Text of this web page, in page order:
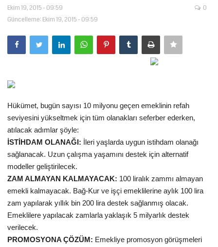
Eğitim
Spor
Tekno Bilim
Ekonomi
Siyaset
Galeriler
Yaşam
Künye
Sağlık
Ekim 19, 2015 - 09:59
Güncelleme: Ekim 19, 2015 - 09:59
0
Hükümet, bugün sayısı 10 milyonu geçen emeklinin refah
seviyesini yükseltmek için tüm olanakları seferber ederken,
atılacak adımlar şöyle:
İSTİHDAM OLANAĞI: İleri yaşlarda uygun istihdam olanağı
sağlanacak. Uzun çalışma yaşamını destek için alternatif
modeller geliştirilecek.
ZAM ALMAYAN KALMAYACAK: 100 liralık zammı almayan
emekli kalmayacak. Bağ-Kur ve işçi emeklilerine aylık 100 lira
zam yapılarak yıllık bin 200 lira destek sağlanmış olacak.
Emeklilere yapılacak zamlarla yaklaşık 5 milyarlık destek
verilecek.
PROMOSYONA ÇÖZÜM: Emekliye promosyon görüşmeleri